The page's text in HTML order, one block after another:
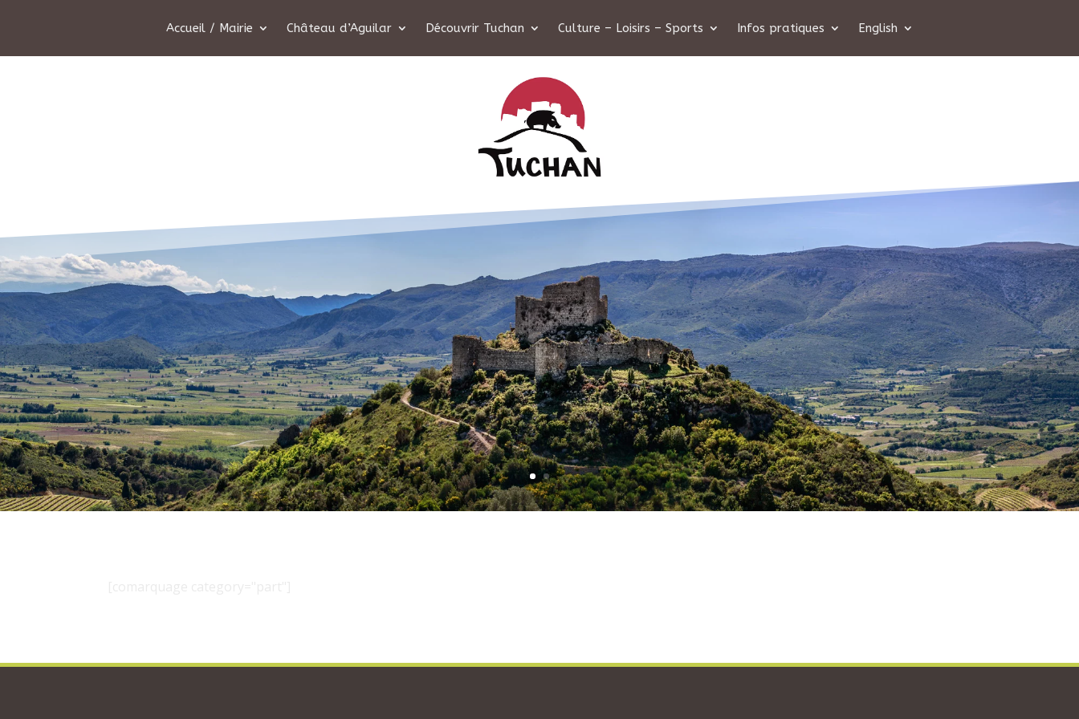
Accueil / Mairie Château d’Aguilar Découvrir Tuchan Culture – Loisirs – Sports Infos pratiques English